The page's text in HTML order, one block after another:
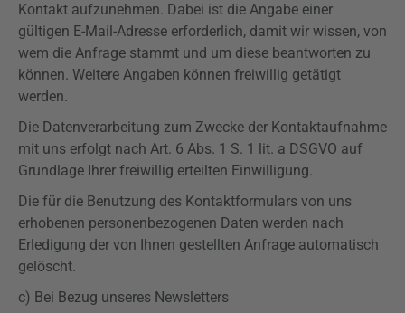
Kontakt aufzunehmen. Dabei ist die Angabe einer
gültigen E-Mail-Adresse erforderlich, damit wir wissen, von
wem die Anfrage stammt und um diese beantworten zu
können. Weitere Angaben können freiwillig getätigt
werden.
Die Datenverarbeitung zum Zwecke der Kontaktaufnahme
mit uns erfolgt nach Art. 6 Abs. 1 S. 1 lit. a DSGVO auf
Grundlage Ihrer freiwillig erteilten Einwilligung.
Die für die Benutzung des Kontaktformulars von uns
erhobenen personenbezogenen Daten werden nach
Erledigung der von Ihnen gestellten Anfrage automatisch
gelöscht.
c) Bei Bezug unseres Newsletters